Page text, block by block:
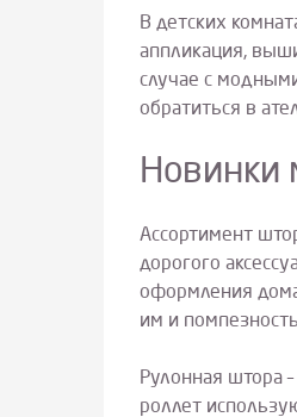
В детских
аппликация,
случае с
обратиться в
Новинки
Ассортимент
дорогого
оформления
им и
Рулонная штора
роллет